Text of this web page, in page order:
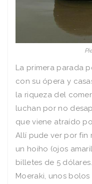
La primera parada
con su ópera y
la riqueza del
luchan por no
que viene atraído
Allí pude ver por fin
un hoiho (ojos
billetes de 5
Moeraki, unos